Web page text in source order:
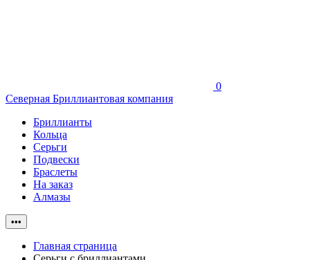
0
Северная Бриллиантовая компания
Бриллианты
Кольца
Серьги
Подвески
Браслеты
На заказ
Алмазы
•••
Главная страница